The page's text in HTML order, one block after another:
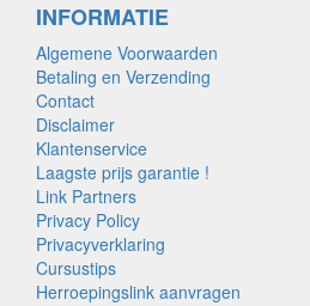
INFORMATIE
Algemene Voorwaarden
Betaling en Verzending
Contact
Disclaimer
Klantenservice
Laagste prijs garantie !
Link Partners
Privacy Policy
Privacyverklaring
Cursustips
Herroepingslink aanvragen